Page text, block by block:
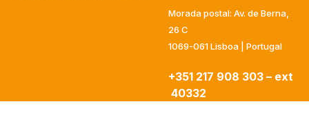
Morada postal: Av. de Berna,
26 C
1069-061 Lisboa | Portugal
+351 217 908 303 – ext
40332